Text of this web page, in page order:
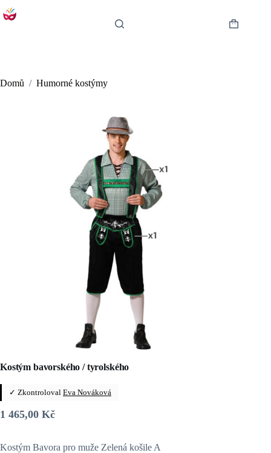
to
Shopping
Domů / Humorné kostýmy
Kostým bavorského / tyrolského
✓ Zkontroloval Eva Nováková
1 465,00 Kč
Kostým Bavora pro muže Zelená košile A